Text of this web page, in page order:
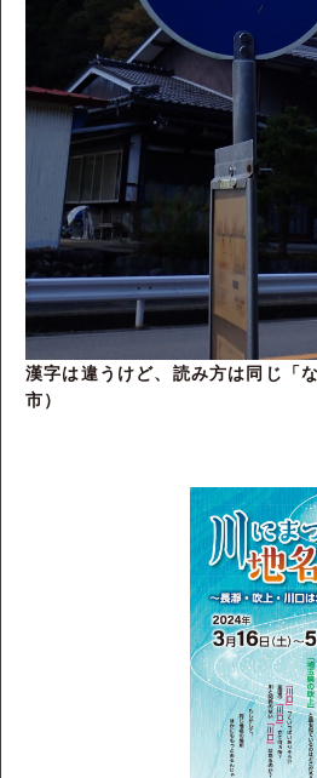
漢字は違うけど、読み方は同じ「
市）